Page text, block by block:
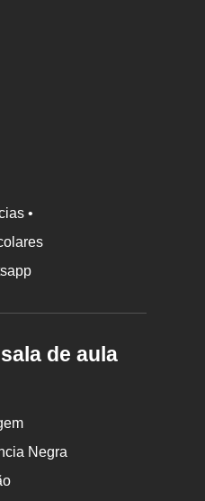
•
de aula
Negra